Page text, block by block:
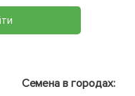
Семена в городах: